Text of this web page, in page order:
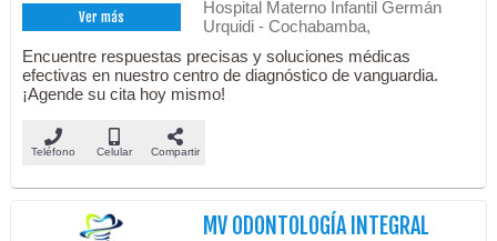
Ver más
Hospital Materno Infantil Germán
Urquidi - Cochabamba,
Encuentre respuestas precisas y soluciones médicas
efectivas en nuestro centro de diagnóstico de vanguardia.
¡Agende su cita hoy mismo!
Teléfono Celular Compartir
MV ODONTOLOGÍA INTEGRAL